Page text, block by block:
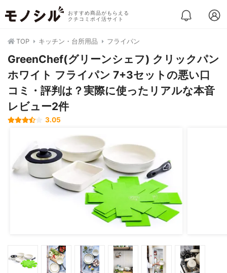
おすすめ商品がもらえる
クチコミポイ活サイト
TOP キッチン・台所用品 フライパン
GreenChef(グリーンシェフ) クリックパン
ホワイト フライパン 7+3セットの悪い口
コミ・評判は？実際に使ったリアルな本音
レビュー2件
3.05